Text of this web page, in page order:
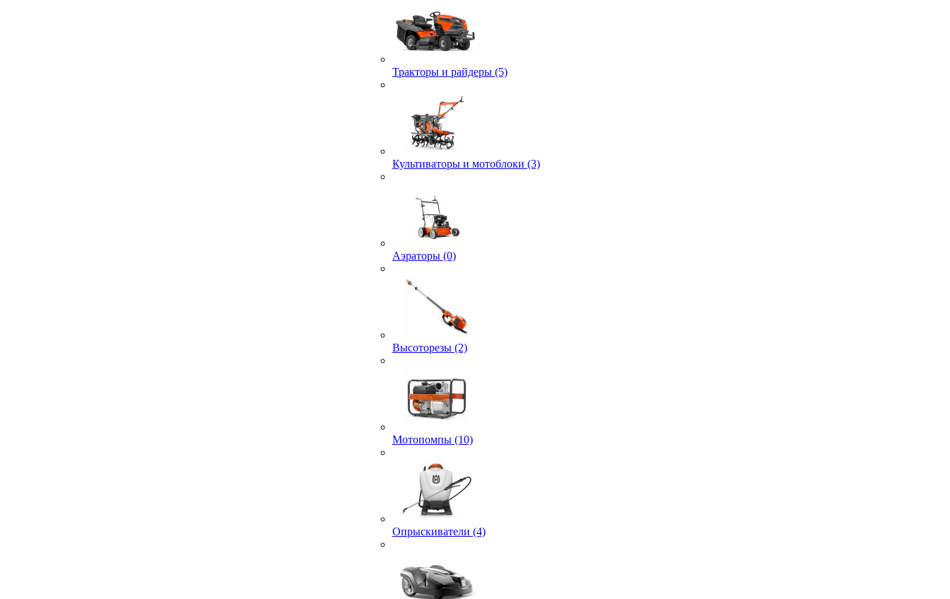
Тракторы и райдеры (5)
Культиваторы и мотоблоки (3)
Аэраторы (0)
Высоторезы (2)
Мотопомпы (10)
Опрыскиватели (4)